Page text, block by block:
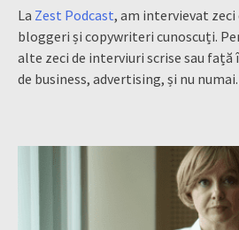
La Zest Podcast, am intervievat
bloggeri și copywriteri cunoscuți.
alte zeci de interviuri scrise sau
de business, advertising, și nu